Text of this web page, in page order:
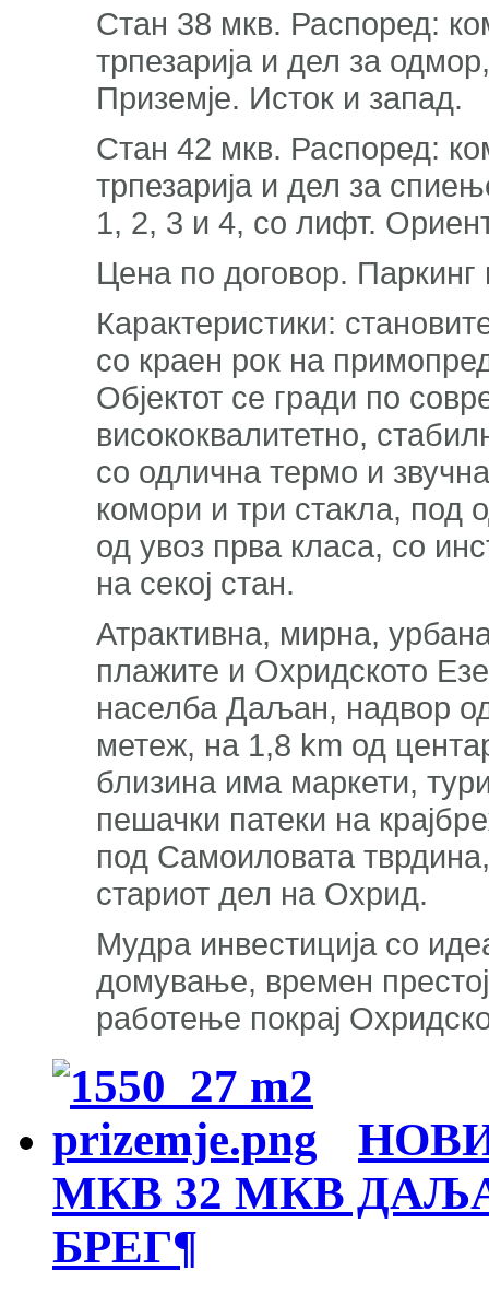
Стан 38 мкв. Распоред:
трпезарија и дел за
Приземје. Исток и запад.
Стан 42 мкв. Распоред:
трпезарија и дел за
1, 2, 3 и 4, со лифт.
Цена по договор.
Карактеристики:
со краен рок на
Објектот се гради по
висококвалитетно,
со одлична термо и
комори и три стакла, под
од увоз прва класа, со
на секој стан.
Атрактивна, мирна,
плажите и Охридското
населба Даљан, надвор
метеж, на 1,8 km од
близина има маркети,
пешачки патеки на
под Самоиловата
стариот дел на Охрид.
Мудра инвестиција со
домување, времен
работење покрај
МКВ 32 МКВ
БРЕГ¶